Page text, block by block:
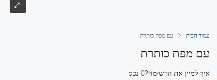
עמוד הבית עם מפת כותרת
עם מפת כותרת
0 נכסאיך למיין את הרשימה?